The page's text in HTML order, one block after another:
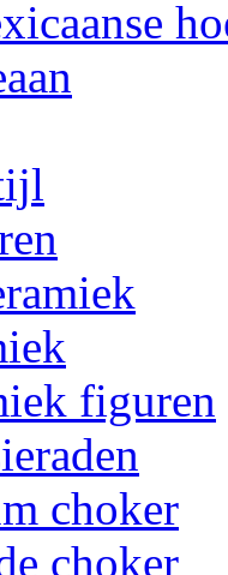
figuren
choker
choker